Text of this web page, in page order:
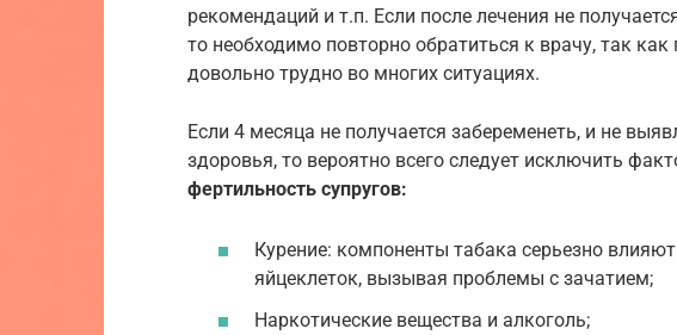
рекомендаций и т.п. Если после лечения не
то необходимо повторно обратиться к врачу, так
довольно трудно во многих ситуациях.
Если 4 месяца не получается забеременеть, и не
здоровья, то вероятно всего следует исключить
фертильность супругов:
Курение: компоненты табака серьезно
яйцеклеток, вызывая проблемы с зачатием;
Наркотические вещества и алкоголь;